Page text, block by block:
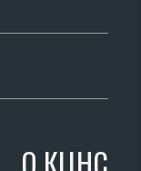
О КЦНС